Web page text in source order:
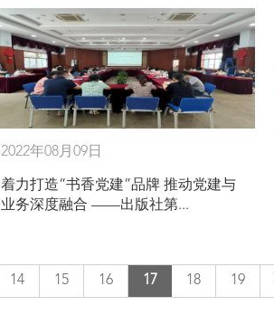
2022年08月09日
着力打造“书香党建”品牌 推动党建与
业务深度融合 ——出版社第...
14 15 16 17 18 19